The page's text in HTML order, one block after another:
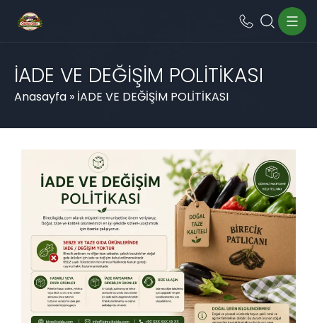
İADE VE DEĞİŞİM POLİTİKASI
Anasayfa » İADE VE DEĞİŞİM POLİTİKASI